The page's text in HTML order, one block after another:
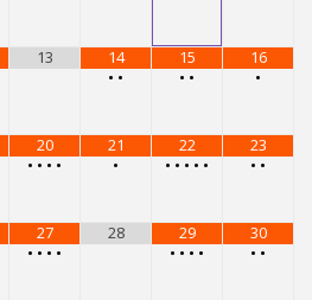
13
14
• •
15
• •
16
•
20
• • • •
21
•
22
• • • • •
23
• •
27
• • • •
28
29
• • • •
30
• •